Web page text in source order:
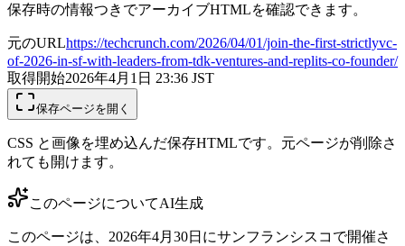
保存時の情報つきでアーカイブHTMLを確認できます。
元のURLhttps://techcrunch.com/2026/04/01/join-the-first-strictlyvc-
of-2026-in-sf-with-leaders-from-tdk-ventures-and-replits-co-founder/
取得開始2026年4月1日 23:36 JST
保存ページを開く
CSS と画像を埋め込んだ保存HTMLです。元ページが削除さ
れても開けます。
このページについてAI生成
このページは、2026年4月30日にサンフランシスコで開催さ